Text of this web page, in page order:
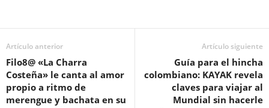
Artículo anterior
Filo8@ «La Charra
Costeña» le canta al amor
propio a ritmo de
merengue y bachata en su
Artículo siguiente
Guía para el hincha
colombiano: KAYAK revela
claves para viajar al
Mundial sin hacerle